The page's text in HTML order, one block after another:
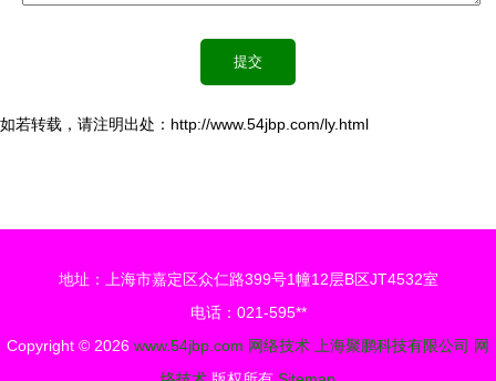
如若转载，请注明出处：http://www.54jbp.com/ly.html
地址：上海市嘉定区众仁路399号1幢12层B区JT4532室
电话：021-595**
Copyright © 2026 www.54jbp.com 网络技术 上海聚鹏科技有限公司 网